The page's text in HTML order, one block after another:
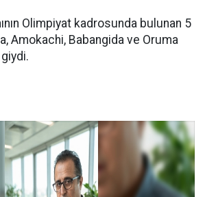
Olimpiyat kadrosunda bulunan 5
Amokachi, Babangida ve Oruma